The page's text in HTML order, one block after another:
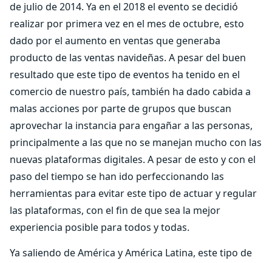
de julio de 2014. Ya en el 2018 el evento se decidió
realizar por primera vez en el mes de octubre, esto
dado por el aumento en ventas que generaba
producto de las ventas navideñas. A pesar del buen
resultado que este tipo de eventos ha tenido en el
comercio de nuestro país, también ha dado cabida a
malas acciones por parte de grupos que buscan
aprovechar la instancia para engañar a las personas,
principalmente a las que no se manejan mucho con las
nuevas plataformas digitales. A pesar de esto y con el
paso del tiempo se han ido perfeccionando las
herramientas para evitar este tipo de actuar y regular
las plataformas, con el fin de que sea la mejor
experiencia posible para todos y todas.
Ya saliendo de América y América Latina, este tipo de